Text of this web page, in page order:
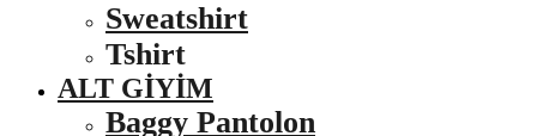
Sweatshirt
Tshirt
ALT GIYIM
Baggy Pantolon